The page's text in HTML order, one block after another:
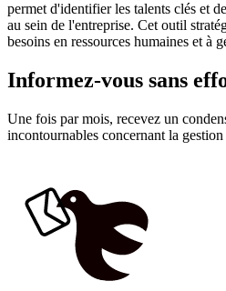
permet d'identifier les talents clés et
au sein de l'entreprise. Cet outil
besoins en ressources humaines et à
Informez-vous sans
Une fois par mois, recevez un
incontournables concernant la gestion